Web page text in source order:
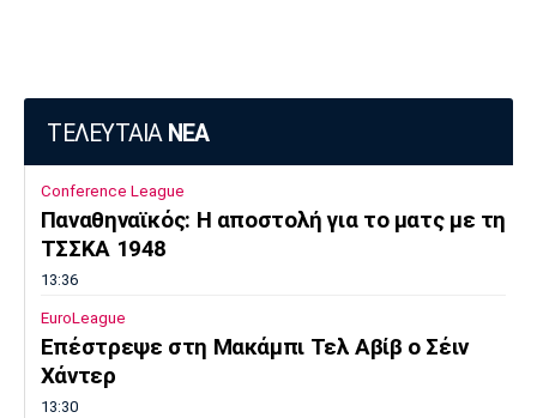
ΤΕΛΕΥΤΑΙΑ ΝΕΑ
Conference League
Παναθηναϊκός: Η αποστολή για το ματς με τη
ΤΣΣΚΑ 1948
13:36
EuroLeague
Επέστρεψε στη Μακάμπι Τελ Αβίβ ο Σέιν
Χάντερ
13:30